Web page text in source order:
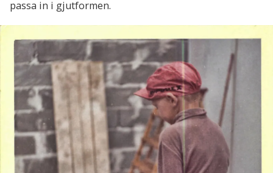
passa in i gjutformen.